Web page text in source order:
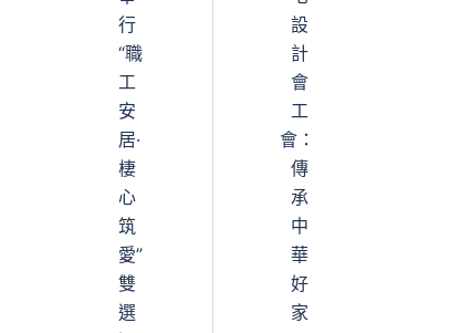
行
“職
工
安
居·
棲
心
筑
愛”
雙
選
設
計
會
工
會：
傳
承
中
華
好
家